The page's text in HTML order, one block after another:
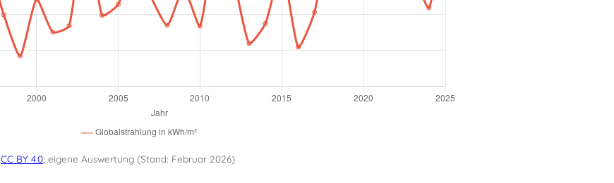
CC BY 4.0; eigene Auswertung (Stand: Februar 2026)